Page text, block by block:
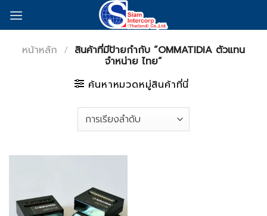
หน้าหลัก / สินค้าที่มีป้ายกำกับ “OMMATIDIA ตัวแทน
จำหน่าย ไทย”
ค้นหาหมวดหมู่สินค้าที่นี่